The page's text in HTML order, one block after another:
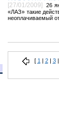
[27/01/2009]
26
«ЛАЗ» такие
неоплачиваемый
[ 1| 2| 3|